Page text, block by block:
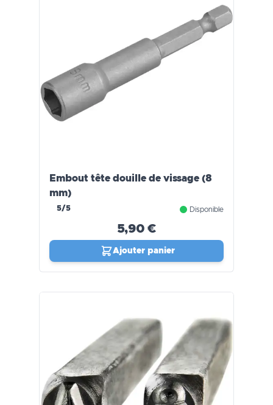
Embout tête douille de vissage (8
mm)
5/5 Disponible
5,90 €
Ajouter panier